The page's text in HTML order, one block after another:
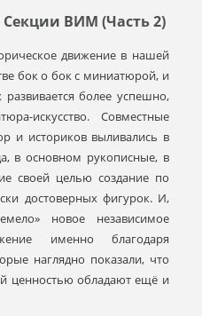
ВИМ (часть 2)
движение в нашей
бок о бок с миниатюрой, и
более успешно,
искусство. Совместные
и историков выливались в
в основном рукописные, в
своей целью создание по
достоверных фигурок. И,
новое независимое
именно благодаря
наглядно показали, что
ценностью обладают ещё и